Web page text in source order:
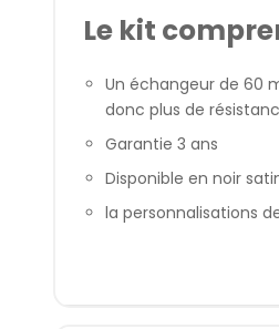
Le kit
Un échangeur de 60
donc plus de
Garantie 3 ans
Disponible en noir
la personnalisations